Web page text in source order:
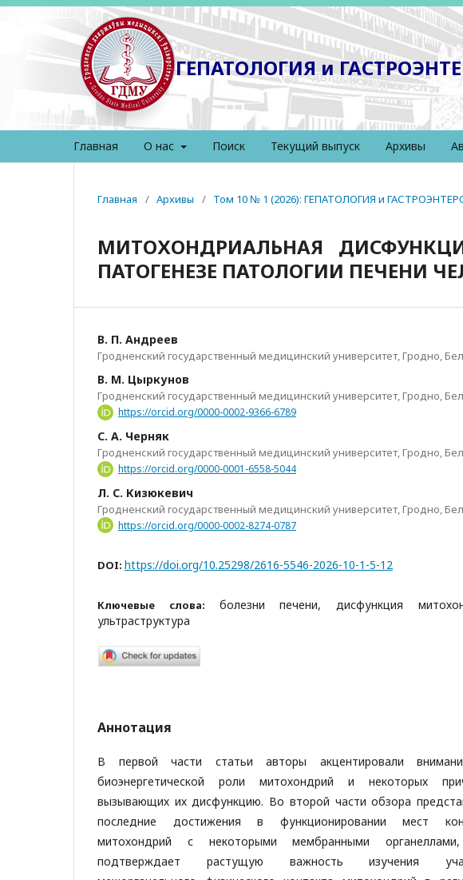
ГЕПАТОЛОГИЯ и
Главная О нас Поиск Текущий выпуск Архивы
Главная / Архивы / Том 10 № 1 (2026): ГЕПАТОЛОГИЯ и
МИТОХОНДРИАЛЬНАЯ
ПАТОГЕНЕЗЕ ПАТОЛОГИИ ПЕЧЕНИ
В. П. Андреев
Гродненский государственный медицинский университет, Гродно,
В. М. Цыркунов
Гродненский государственный медицинский университет, Гродно,
https://orcid.org/0000-0002-9366-6789
С. А. Черняк
Гродненский государственный медицинский университет, Гродно,
https://orcid.org/0000-0001-6558-5044
Л. С. Кизюкевич
Гродненский государственный медицинский университет, Гродно,
https://orcid.org/0000-0002-8274-0787
DOI: https://doi.org/10.25298/2616-5546-2026-10-1-5-12
Ключевые слова: болезни печени, дисфункция
ультраструктура
Аннотация
В первой части статьи авторы акцентировали
биоэнергетической роли митохондрий и некоторых
вызывающих их дисфункцию. Во второй части обзора
последние достижения в функционировании мест
митохондрий с некоторыми мембранными
подтверждает растущую важность изучения